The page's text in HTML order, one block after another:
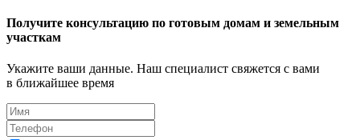
Получите консультацию по готовым домам и земельным
участкам
Укажите ваши данные. Наш специалист свяжется с вами
в ближайшее время